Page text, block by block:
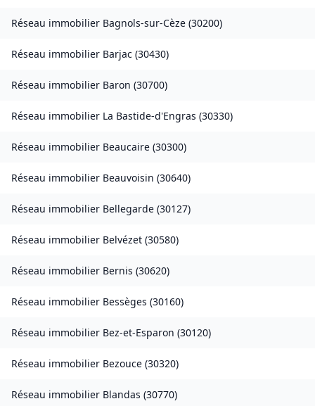
Réseau immobilier Bagnols-sur-Cèze (30200)
Réseau immobilier Barjac (30430)
Réseau immobilier Baron (30700)
Réseau immobilier La Bastide-d'Engras (30330)
Réseau immobilier Beaucaire (30300)
Réseau immobilier Beauvoisin (30640)
Réseau immobilier Bellegarde (30127)
Réseau immobilier Belvézet (30580)
Réseau immobilier Bernis (30620)
Réseau immobilier Bessèges (30160)
Réseau immobilier Bez-et-Esparon (30120)
Réseau immobilier Bezouce (30320)
Réseau immobilier Blandas (30770)